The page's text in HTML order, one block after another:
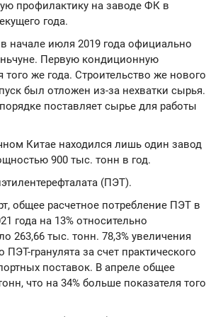
профилактику на заводе ФК в
года.
начале июля 2019 года официально
Первую кондиционную
же года. Строительство же нового
был отложен из-за нехватки сырья.
поставляет сырье для работы
Китае находился лишь один завод
900 тыс. тонн в год.
(ПЭТ).
общее расчетное потребление ПЭТ в
года на 13% относительно
263,66 тыс. тонн. 78,3% увеличения
гранулята за счет практического
поставок. В апреле общее
что на 34% больше показателя того